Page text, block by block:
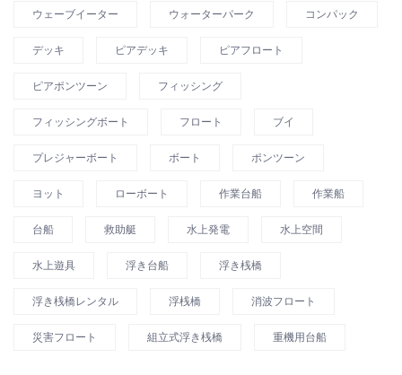
ウェーブイーター ウォーターパーク コンパック
デッキ ピアデッキ ピアフロート
ピアポンツーン フィッシング
フィッシングボート フロート ブイ
プレジャーボート ボート ポンツーン
ヨット ローボート 作業台船 作業船
台船 救助艇 水上発電 水上空間
水上遊具 浮き台船 浮き桟橋
浮き桟橋レンタル 浮桟橋 消波フロート
災害フロート 組立式浮き桟橋 重機用台船